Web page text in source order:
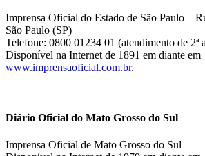
Imprensa Oficial do Estado de São Paulo –
São Paulo (SP)
Telefone: 0800 01234 01 (atendimento de 2ª
Disponível na Internet de 1891 em diante em
www.imprensaoficial.com.br.
Diário Oficial do Mato Grosso do Sul
Imprensa Oficial de Mato Grosso do Sul